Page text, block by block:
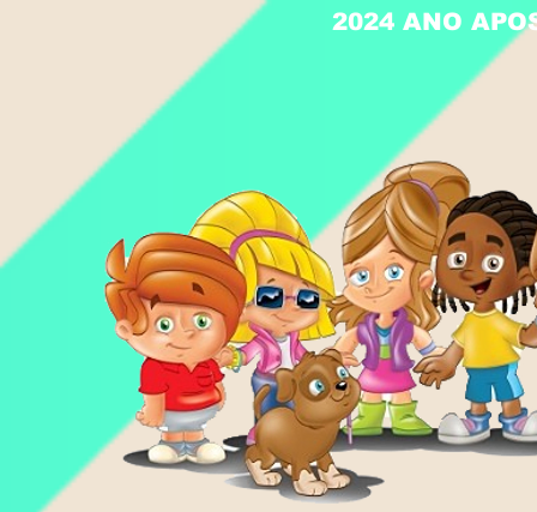
2024 ANO